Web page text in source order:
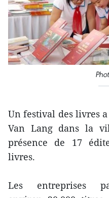
Un festival des livres
Van Lang dans la
présence de 17
livres.
Les entreprises